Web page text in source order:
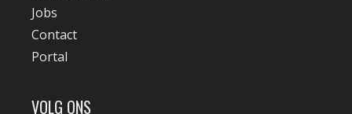
Jobs
Contact
Portal
VOLG ONS